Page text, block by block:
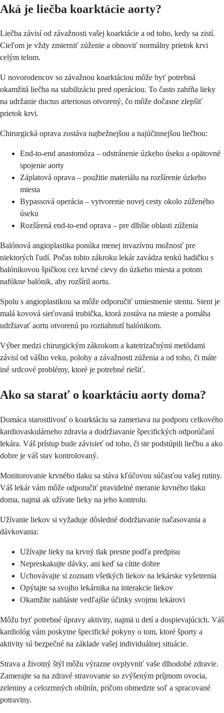
Aká je liečba koarktácie aorty?
Liečba závisí od závažnosti vašej koarktácie a od toho, kedy sa zistí.
Cieľom je vždy zmierniť zúženie a obnoviť normálny prietok krvi
celým telom.
U novorodencov so závažnou koarktáciou môže byť potrebná
okamžitá liečba na stabilizáciu pred operáciou. To často zahŕňa lieky
na udržanie ductus arteriosus otvorený, čo môže dočasne zlepšiť
prietok krvi.
Chirurgická oprava zostáva najbežnejšou a najúčinnejšou liečbou:
End-to-end anastomóza – odstránenie úzkeho úseku a opätovné
spojenie aorty
Záplatová oprava – použitie materiálu na rozšírenie úzkeho
miesta
Bypassová operácia – vytvorenie novej cesty okolo zúženého
úseku
Rozšírená end-to-end oprava – pre dlhšie oblasti zúženia
Balónová angioplastika ponúka menej invazívnu možnosť pre
niektorých ľudí. Počas tohto zákroku lekár zavádza tenkú hadičku s
balónikovou špičkou cez krvné cievy do úzkeho miesta a potom
nafúkne balónik, aby rozšíril aortu.
Spolu s angioplastikou sa môže odporučiť umiestnenie stentu. Stent je
malá kovová sieťovaná trubička, ktorá zostáva na mieste a pomáha
udržiavať aortu otvorenú po roztiahnutí balónikom.
Výber medzi chirurgickým zákrokom a katetrizačnými metódami
závisí od vášho veku, polohy a závažnosti zúženia a od toho, či máte
iné srdcové problémy, ktoré je potrebné riešiť.
Ako sa starať o koarktáciu aorty doma?
Domáca starostlivosť o koarktáciu sa zameriava na podporu celkového
kardiovaskulárneho zdravia a dodržiavanie špecifických odporúčaní
lekára. Váš prístup bude závisieť od toho, či ste podstúpili liečbu a ako
dobre je váš stav kontrolovaný.
Monitorovanie krvného tlaku sa stáva kľúčovou súčasťou vašej rutiny.
Váš lekár vám môže odporučiť pravidelné meranie krvného tlaku
doma, najmä ak užívate lieky na jeho kontrolu.
Užívanie liekov si vyžaduje dôsledné dodržiavanie načasovania a
dávkovania:
Užívajte lieky na krvný tlak presne podľa predpisu
Nepreskakujte dávky, ani keď sa cítite dobre
Uchovávajte si zoznam všetkých liekov na lekárske vyšetrenia
Opýtajte sa svojho lekárnika na interakcie liekov
Okamžite nahláste vedľajšie účinky svojmu lekárovi
Môžu byť potrebné úpravy aktivity, najmä u detí a dospievajúcich. Váš
kardiológ vám poskytne špecifické pokyny o tom, ktoré športy a
aktivity sú bezpečné na základe vašej individuálnej situácie.
Strava a životný štýl môžu výrazne ovplyvniť vaše dlhodobé zdravie.
Zamerajte sa na zdravé stravovanie so zvýšeným príjmom ovocia,
zeleniny a celozrnných obilnín, pričom obmedzte soľ a spracované
potraviny.